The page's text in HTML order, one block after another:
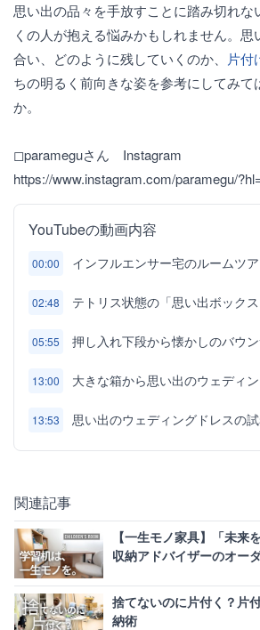
思い出の品々を手放すことに踏み切れな
くの人が抱える悩みかもしれません。思
合い、どのように残していくのか、
片付
ちの明るく前向きな姿を参考にしてみて
か。
◻︎parameguさん Instagram
https://www.instagram.com/paramegu/
YouTubeの動画内容
00:00 インフルエンサー宅のルームツ
02:48 テトリス状態の「思い出ボック
05:55 押し入れ下段から懐かしのバウ
13:00 大きな箱から思い出のウェディ
13:53 思い出のウェディングドレスの
関連記事
【一生モノ家具】「未来
収納アドバイザーのオー
捨てないのに片付く？片
納術